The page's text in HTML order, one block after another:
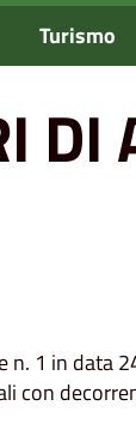
Turismo
AL
DI
n. 1 in data
con